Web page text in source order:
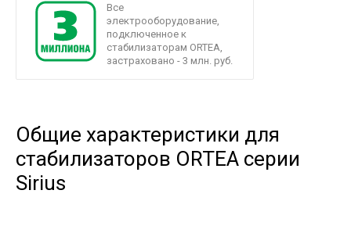
Все
электрооборудование,
подключенное к
стабилизаторам ORTEA,
застраховано - 3 млн. руб.
Общие характеристики для
стабилизаторов ORTEA серии
Sirius